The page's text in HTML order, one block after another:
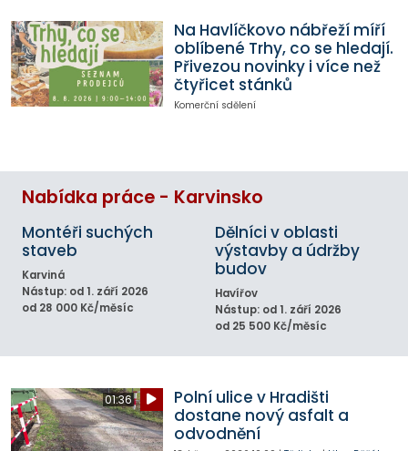
Na Havlíčkovo nábřeží míří
oblíbené Trhy, co se hledají.
Přivezou novinky i více než
čtyřicet stánků
Komerční sdělení
Nabídka práce - Karvinsko
Montéři suchých
staveb
Karviná
Nástup: od 1. září 2026
od 28 000 Kč/měsíc
Dělníci v oblasti
výstavby a údržby
budov
Havířov
Nástup: od 1. září 2026
od 25 500 Kč/měsíc
01:36
Polní ulice v Hradišti
dostane nový asfalt a
odvodnění